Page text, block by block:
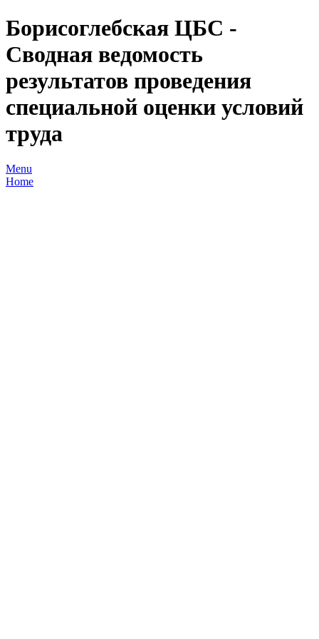
Борисоглебская ЦБС -
Сводная ведомость
результатов проведения
специальной оценки условий
труда
Menu
Home